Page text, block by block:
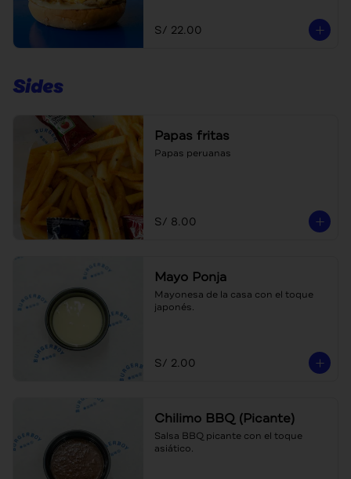
S/ 22.00
Sides
Papas fritas
Papas peruanas
S/ 8.00
Mayo Ponja
Mayonesa de la casa con el toque
japonés.
S/ 2.00
Chilimo BBQ (Picante)
Salsa BBQ picante con el toque
asiático.